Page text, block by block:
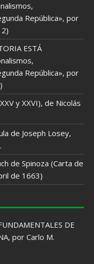
República», por
ESTÁ
República», por
y XXVI), de Nicolás
de Joseph Losey,
de Spinoza (Carta de
de 1663)
DE
por Carlo M.